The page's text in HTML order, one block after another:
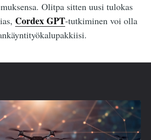
Olitpa sitten uusi tulokas
Cordex GPT-tutkiminen voi olla